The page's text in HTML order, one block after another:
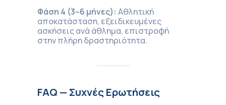
Φάση 4 (3–6 μήνες): Αθλητική
αποκατάσταση, εξειδικευμένες
ασκήσεις ανά άθλημα, επιστροφή
στην πλήρη δραστηριότητα.
FAQ — Συχνές Ερωτήσεις